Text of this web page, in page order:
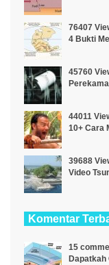
76407
4 Bukti
45760
44011
10+ Cara
39688
Video
Komentar
15